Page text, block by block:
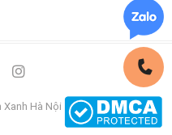
instagram
Hà Nội